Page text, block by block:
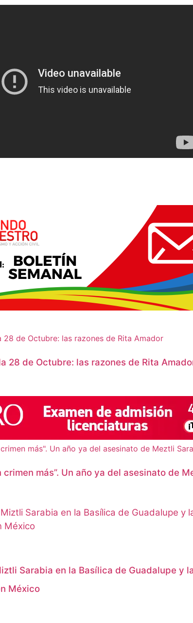
28 de Octubre: las razones de Rita
crimen más”. Un año ya del asesinato de
Sarabia en la Basílica de Guadalupe y
México